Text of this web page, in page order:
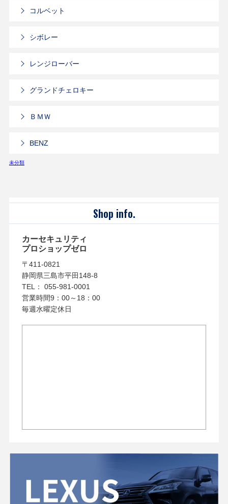
コルベット
シボレー
レンジローバー
グランドチェロキー
ＢＭＷ
BENZ
未分類
Shop info.
カーセキュリティ
プロショップゼロ
〒411-0821
静岡県三島市平田148-8
TEL： 055-981-0001
営業時間9：00～18：00
毎週水曜定休日